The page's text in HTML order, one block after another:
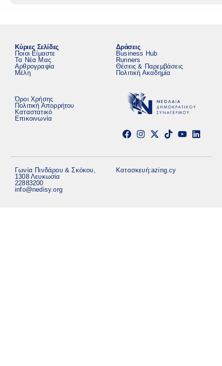
Κύριες Σελίδες
Ποιοι Είμαστε
Τα Νέα Μας
Αρθρογραφία
Μέλη
Δράσεις
Business Hub
Runners
Θέσεις & Παρεμβάσεις
Πολιτική Ακαδημία
Όροι Χρήσης
Πολιτική Απορρήτου
Καταστατικό
Επικοινωνία
Γωνία Πινδάρου & Σκόκου,
1308 Λευκωσία
22883200
info@nedisy.org
Κατασκευή:azing.cy